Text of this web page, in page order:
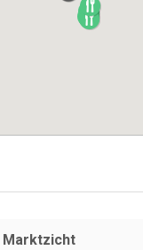
Marktzicht